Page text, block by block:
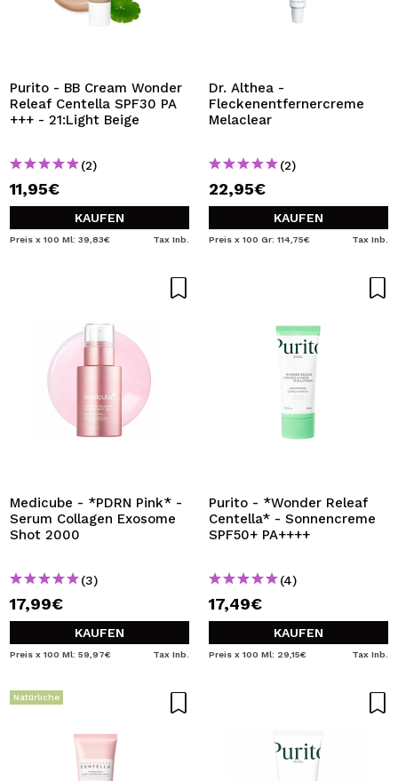
Purito - BB Cream Wonder
Releaf Centella SPF30 PA
+++ - 21:Light Beige
(2)
11,95€
KAUFEN
Preis x 100 Ml: 39,83€ Tax Inb.
Dr. Althea -
Fleckenentfernercreme
Melaclear
(2)
22,95€
KAUFEN
Preis x 100 Gr: 114,75€ Tax Inb.
Medicube - *PDRN Pink* -
Serum Collagen Exosome
Shot 2000
(3)
17,99€
KAUFEN
Preis x 100 Ml: 59,97€ Tax Inb.
Purito - *Wonder Releaf
Centella* - Sonnencreme
SPF50+ PA++++
(4)
17,49€
KAUFEN
Preis x 100 Ml: 29,15€ Tax Inb.
Natürliche